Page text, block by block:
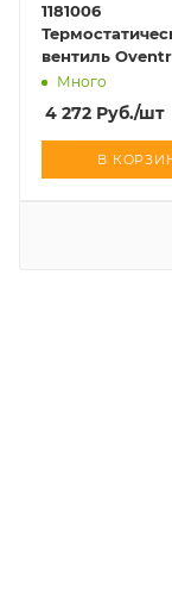
1181006
вентиль
DN 20, 3/
Много
4 272 Руб./шт
В